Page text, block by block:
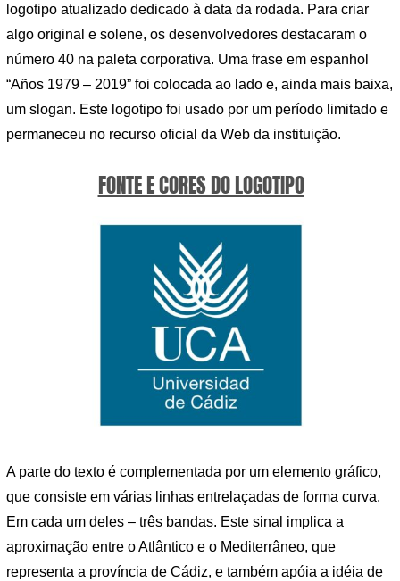
logotipo atualizado dedicado à data da rodada. Para criar
algo original e solene, os desenvolvedores destacaram o
número 40 na paleta corporativa. Uma frase em espanhol
“Años 1979 – 2019” foi colocada ao lado e, ainda mais baixa,
um slogan. Este logotipo foi usado por um período limitado e
permaneceu no recurso oficial da Web da instituição.
FONTE E CORES DO LOGOTIPO
A parte do texto é complementada por um elemento gráfico,
que consiste em várias linhas entrelaçadas de forma curva.
Em cada um deles – três bandas. Este sinal implica a
aproximação entre o Atlântico e o Mediterrâneo, que
representa a província de Cádiz, e também apóia a idéia de